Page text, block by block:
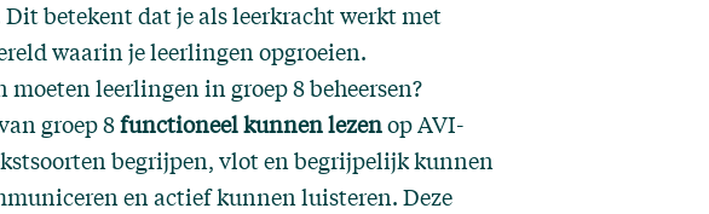
betekent dat je als leerkracht werkt met
waarin je leerlingen opgroeien.
leerlingen in groep 8 beheersen?
groep 8functioneel kunnen lezenop AVI-
begrijpen, vlot en begrijpelijk kunnen
en actief kunnen luisteren. Deze